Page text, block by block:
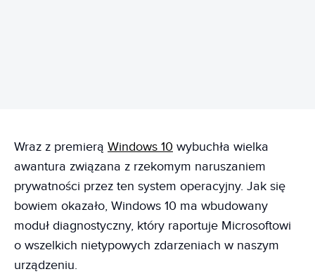
Wraz z premierą Windows 10 wybuchła wielka
awantura związana z rzekomym naruszaniem
prywatności przez ten system operacyjny. Jak się
bowiem okazało, Windows 10 ma wbudowany
moduł diagnostyczny, który raportuje Microsoftowi
o wszelkich nietypowych zdarzeniach w naszym
urządzeniu.